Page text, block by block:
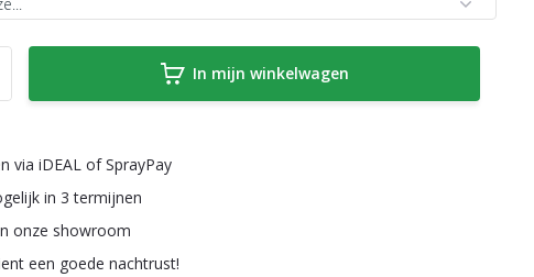
In mijn winkelwagen
via iDEAL of SprayPay
in 3 termijnen
onze showroom
een goede nachtrust!